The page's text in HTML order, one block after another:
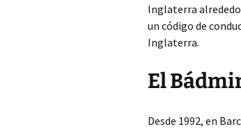
Inglaterra
un código de
Inglaterra.
El
Desde 1992, en